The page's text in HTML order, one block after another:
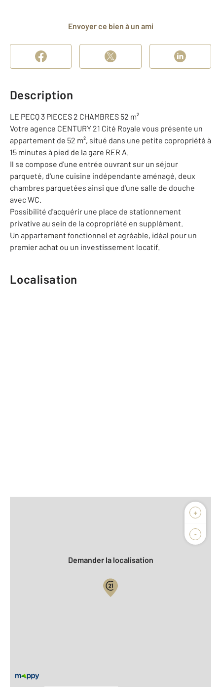
Envoyer ce bien à un ami
Description
LE PECQ 3 PIECES 2 CHAMBRES 52 m²
Votre agence CENTURY 21 Cité Royale vous présente un
appartement de 52 m², situé dans une petite copropriété à
15 minutes à pied de la gare RER A.
Il se compose d'une entrée ouvrant sur un séjour
parqueté, d'une cuisine indépendante aménagé, deux
chambres parquetées ainsi que d'une salle de douche
avec WC.
Possibilité d'acquérir une place de stationnement
privative au sein de la copropriété en supplément.
Un appartement fonctionnel et agréable, idéal pour un
premier achat ou un investissement locatif.
Localisation
+
-
Biens vendus
Demander la localisation
Année construction : 1845